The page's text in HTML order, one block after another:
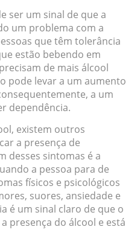
ser um sinal de que a
um problema com a
que têm tolerância
estão bebendo em
de mais álcool
pode levar a um aumento
a um
dependência.
existem outros
a presença de
desses sintomas é a
a pessoa para de
físicos e psicológicos
suores, ansiedade e
é um sinal claro de que o
presença do álcool e está